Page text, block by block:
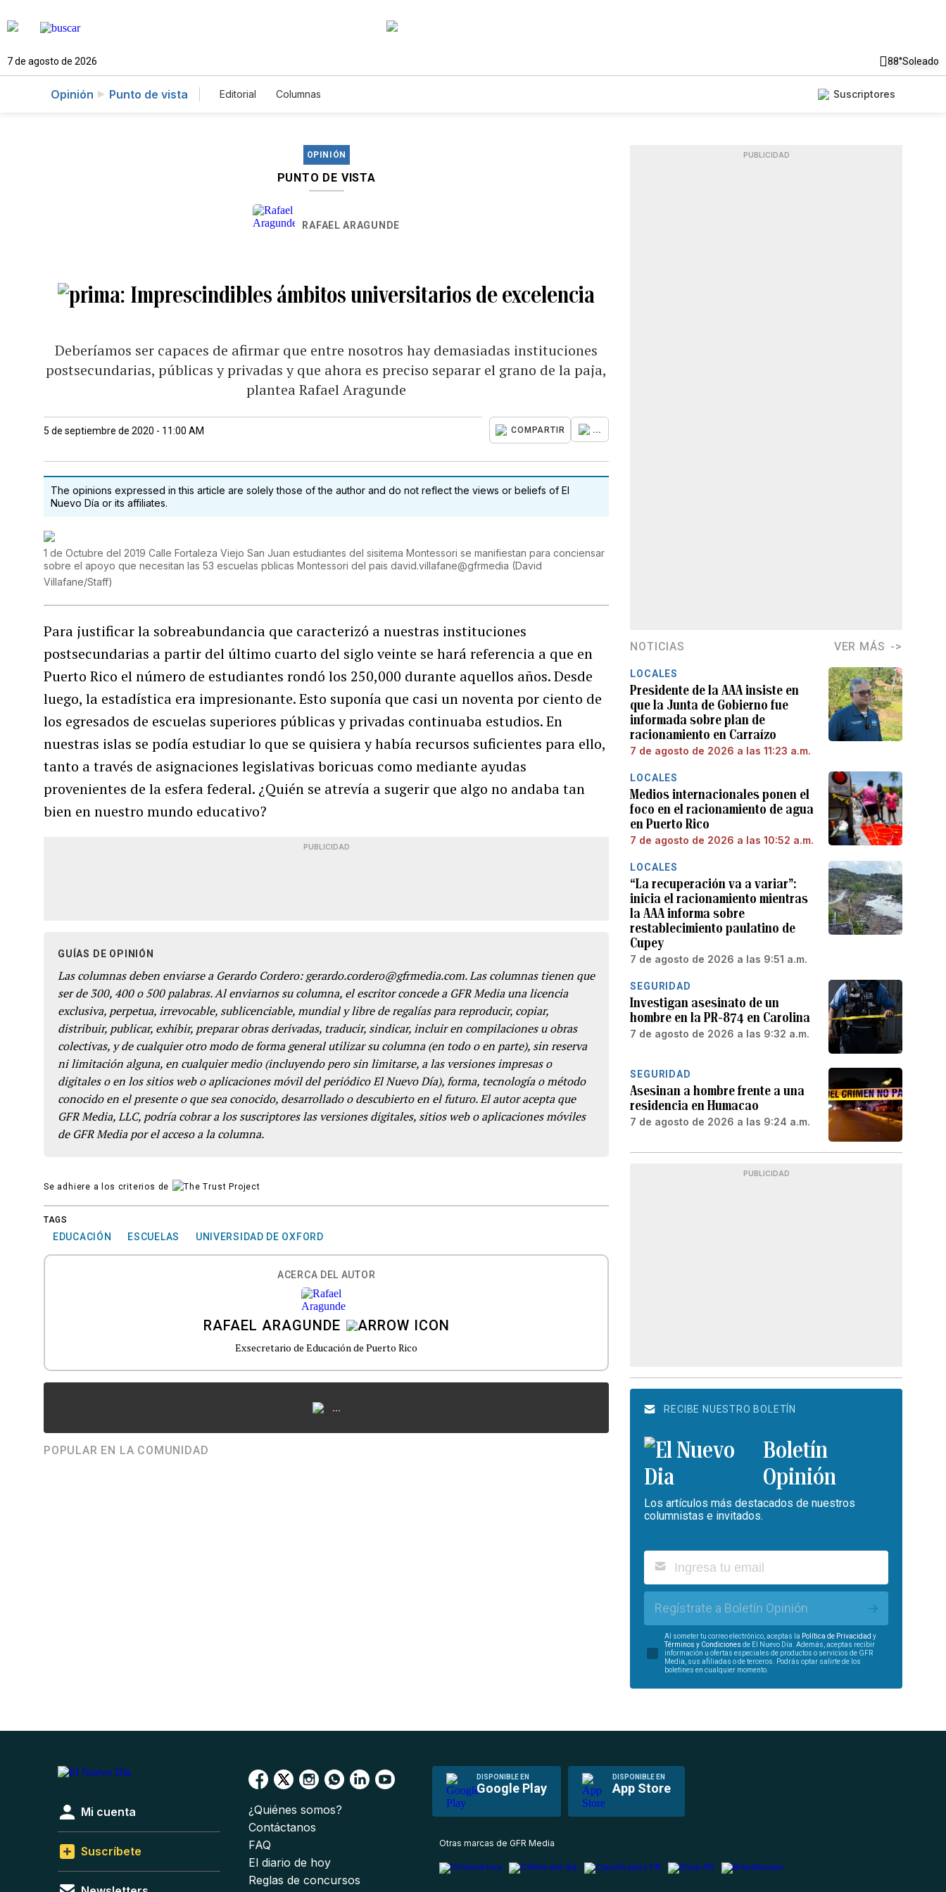
7 de agosto de 2026 88°Soleado
Opinión Punto de vista Editorial Columnas Suscriptores
OPINIÓN
PUNTO DE VISTA
RAFAEL ARAGUNDE
Imprescindibles ámbitos universitarios de excelencia
Deberíamos ser capaces de afirmar que entre nosotros hay demasiadas instituciones
postsecundarias, públicas y privadas y que ahora es preciso separar el grano de la paja,
plantea Rafael Aragunde
5 de septiembre de 2020 - 11:00 AM COMPARTIR ...
The opinions expressed in this article are solely those of the author and do not reflect the views or beliefs of El
Nuevo Día or its affiliates.
1 de Octubre del 2019 Calle Fortaleza Viejo San Juan estudiantes del sisitema Montessori se manifiestan para conciensar
sobre el apoyo que necesitan las 53 escuelas pblicas Montessori del pais david.villafane@gfrmedia (David
Villafane/Staff)
Para justificar la sobreabundancia que caracterizó a nuestras instituciones
postsecundarias a partir del último cuarto del siglo veinte se hará referencia a que en
Puerto Rico el número de estudiantes rondó los 250,000 durante aquellos años. Desde
luego, la estadística era impresionante. Esto suponía que casi un noventa por ciento de
los egresados de escuelas superiores públicas y privadas continuaba estudios. En
nuestras islas se podía estudiar lo que se quisiera y había recursos suficientes para ello,
tanto a través de asignaciones legislativas boricuas como mediante ayudas
provenientes de la esfera federal. ¿Quién se atrevía a sugerir que algo no andaba tan
bien en nuestro mundo educativo?
PUBLICIDAD
GUÍAS DE OPINIÓN
Las columnas deben enviarse a Gerardo Cordero: gerardo.cordero@gfrmedia.com. Las columnas tienen que
ser de 300, 400 o 500 palabras. Al enviarnos su columna, el escritor concede a GFR Media una licencia
exclusiva, perpetua, irrevocable, sublicenciable, mundial y libre de regalías para reproducir, copiar,
distribuir, publicar, exhibir, preparar obras derivadas, traducir, sindicar, incluir en compilaciones u obras
colectivas, y de cualquier otro modo de forma general utilizar su columna (en todo o en parte), sin reserva
ni limitación alguna, en cualquier medio (incluyendo pero sin limitarse, a las versiones impresas o
digitales o en los sitios web o aplicaciones móvil del periódico El Nuevo Día), forma, tecnología o método
conocido en el presente o que sea conocido, desarrollado o descubierto en el futuro. El autor acepta que
GFR Media, LLC, podría cobrar a los suscriptores las versiones digitales, sitios web o aplicaciones móviles
de GFR Media por el acceso a la columna.
Se adhiere a los criterios de
TAGS
EDUCACIÓN ESCUELAS UNIVERSIDAD DE OXFORD
ACERCA DEL AUTOR
RAFAEL ARAGUNDE
Exsecretario de Educación de Puerto Rico
...
POPULAR EN LA COMUNIDAD
PUBLICIDAD
NOTICIAS VER MÁS
LOCALES
Presidente de la AAA insiste en
que la Junta de Gobierno fue
informada sobre plan de
racionamiento en Carraízo
7 de agosto de 2026 a las 11:23 a.m.
LOCALES
Medios internacionales ponen el
foco en el racionamiento de agua
en Puerto Rico
7 de agosto de 2026 a las 10:52 a.m.
LOCALES
“La recuperación va a variar”:
inicia el racionamiento mientras
la AAA informa sobre
restablecimiento paulatino de
Cupey
7 de agosto de 2026 a las 9:51 a.m.
SEGURIDAD
Investigan asesinato de un
hombre en la PR-874 en Carolina
7 de agosto de 2026 a las 9:32 a.m.
SEGURIDAD
Asesinan a hombre frente a una
residencia en Humacao
7 de agosto de 2026 a las 9:24 a.m.
PUBLICIDAD
RECIBE NUESTRO BOLETÍN
Boletín
Opinión
Los artículos más destacados de nuestros
columnistas e invitados.
Regístrate a Boletín Opinión
Al someter tu correo electrónico, aceptas la Política de Privacidad y
Términos y Condiciones de El Nuevo Día. Además, aceptas recibir
información u ofertas especiales de productos o servicios de GFR
Media, sus afiliadas o de terceros. Podrás optar salirte de los
boletines en cualquier momento.
DISPONIBLE EN
Google Play
DISPONIBLE EN
App Store
Mi cuenta
Suscríbete
¿Quiénes somos?
Contáctanos
FAQ
El diario de hoy
Reglas de concursos
Otras marcas de GFR Media